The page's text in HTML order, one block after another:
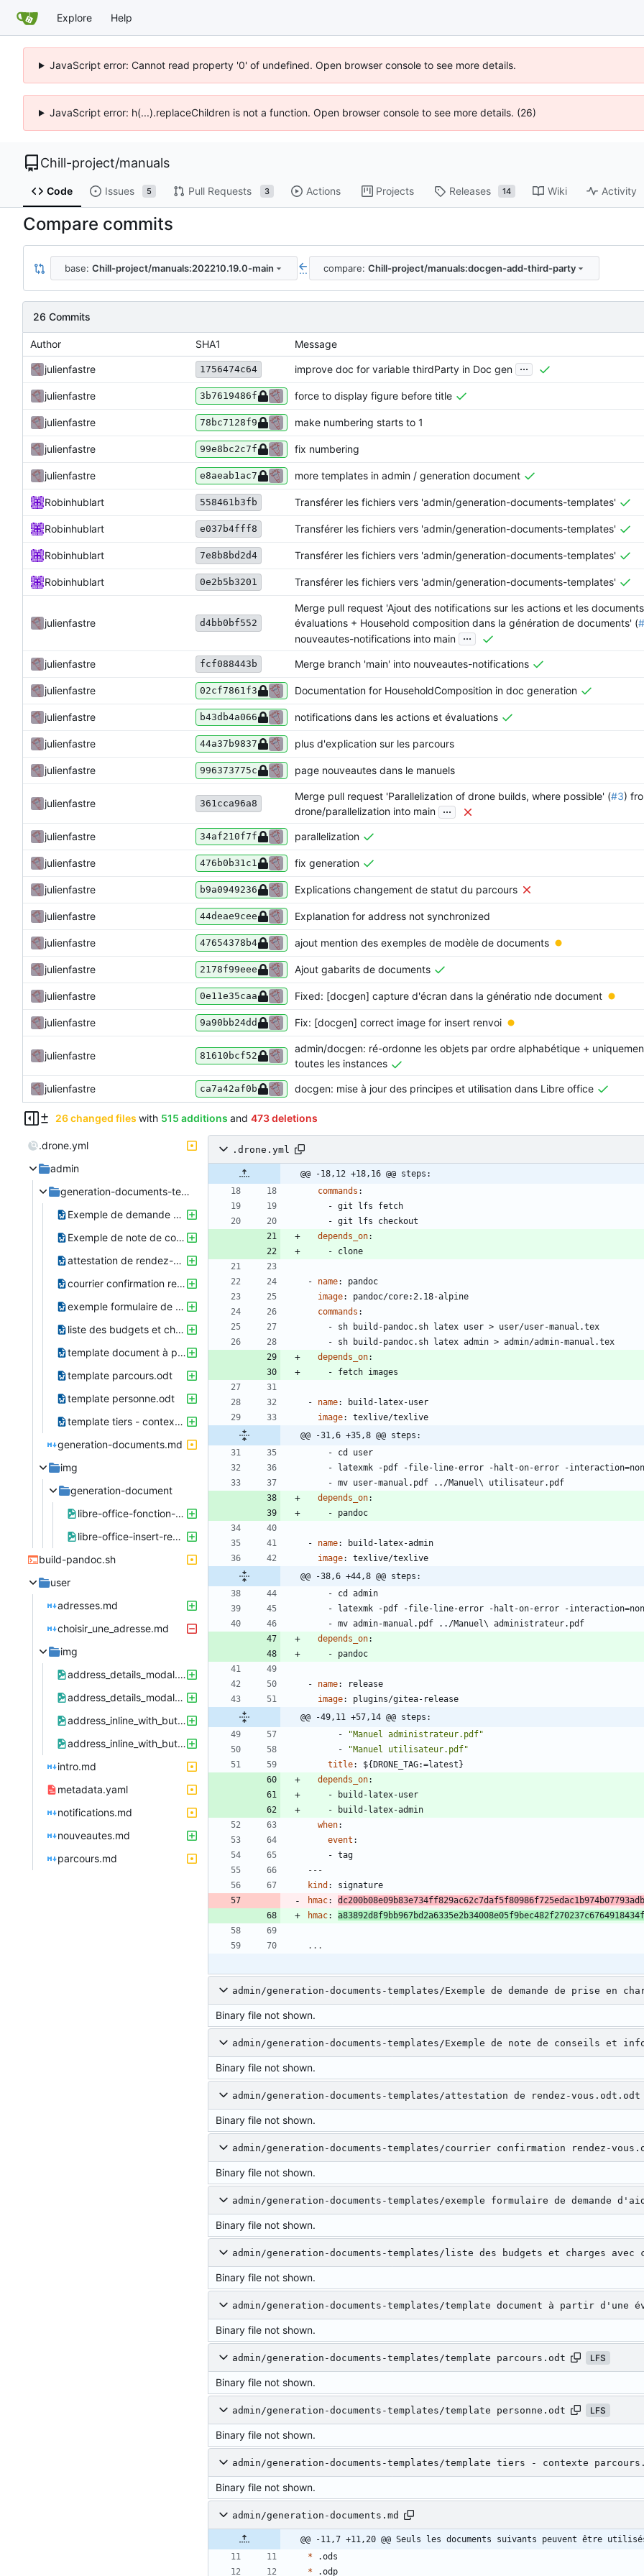
Explore Help
JavaScript error: Cannot read property '0' of undefined. Open browser console to see more details.
JavaScript error: h(...).replaceChildren is not a function. Open browser console to see more details. (26)
Chill-project/manuals
Code Issues 5 Pull Requests 3 Actions Projects Releases 14 Wiki Activity
Compare commits
base: Chill-project/manuals:202210.19.0-main ... compare: Chill-project/manuals:docgen-add-third-party
26 Commits
Author SHA1 Message
julienfastre 1756474c64 improve doc for variable thirdParty in Doc gen ...
julienfastre 3b7619486f force to display figure before title
julienfastre 78bc7128f9 make numbering starts to 1
julienfastre 99e8bc2c7f fix numbering
julienfastre e8aeab1ac7 more templates in admin / generation document
Robinhublart 558461b3fb Transférer les fichiers vers 'admin/generation-documents-templates'
Robinhublart e037b4fff8 Transférer les fichiers vers 'admin/generation-documents-templates'
Robinhublart 7e8b8bd2d4 Transférer les fichiers vers 'admin/generation-documents-templates'
Robinhublart 0e2b5b3201 Transférer les fichiers vers 'admin/generation-documents-templates'
julienfastre d4bb0bf552
Merge pull request 'Ajout des notifications sur les actions et les
évaluations + Household composition dans la génération de documents' (
nouveautes-notifications into main ...
julienfastre fcf088443b Merge branch 'main' into nouveautes-notifications
julienfastre 02cf7861f3 Documentation for HouseholdComposition in doc generation
julienfastre b43db4a066 notifications dans les actions et évaluations
julienfastre 44a37b9837 plus d'explication sur les parcours
julienfastre 996373775c page nouveautes dans le manuels
julienfastre 361cca96a8
Merge pull request 'Parallelization of drone builds, where possible' (#3)
drone/parallelization into main ...
julienfastre 34af210f7f parallelization
julienfastre 476b0b31c1 fix generation
julienfastre b9a0949236 Explications changement de statut du parcours
julienfastre 44deae9cee Explanation for address not synchronized
julienfastre 47654378b4 ajout mention des exemples de modèle de documents
julienfastre 2178f99eee Ajout gabarits de documents
julienfastre 0e11e35caa Fixed: [docgen] capture d'écran dans la génératio nde document
julienfastre 9a90bb24dd Fix: [docgen] correct image for insert renvoi
julienfastre 81610bcf52
admin/docgen: ré-ordonne les objets par ordre alphabétique +
toutes les instances
julienfastre ca7a42af0b docgen: mise à jour des principes et utilisation dans Libre office
26 changed files with 515 additions and 473 deletions
.drone.yml
admin
generation-documents-templates
Exemple de demande de prise en charge par un tiers.odt
Exemple de note de conseils et informations utiles.odt
attestation de rendez-vous.odt.odt
courrier confirmation rendez-vous.odt
exemple formulaire de demande d'aide fi.odt.odt
liste des budgets et charges avec calcul du total.odt
template document à partir d'une évaluation - avec budget.odt
template parcours.odt
template personne.odt
template tiers - contexte parcours.odt
generation-documents.md
img
generation-document
libre-office-fonction-substituant.png
libre-office-insert-renvoi.png
build-pandoc.sh
user
adresses.md
choisir_une_adresse.md
img
address_details_modal.png
address_details_modal_with_address_reference_change.png
address_inline_with_button.png
address_inline_with_button_and_warning.png
intro.md
metadata.yaml
notifications.md
nouveautes.md
parcours.md
.drone.yml
@@ -18,12 +18,16 @@ steps:
commands :
- git lfs fetch
- git lfs checkout
depends_on:
- clone
- name:
pandoc
image:
pandoc/core:2.18-alpine
commands :
- sh build-pandoc.sh latex user > user/user-manual.tex
- sh build-pandoc.sh latex admin > admin/admin-manual.tex
depends_on:
- fetch images
- name:
build-latex-user
image:
texlive/texlive
@@ -31,6 +35,8 @@ steps:
- cd user
-
latexmk -pdf -file-line-error -halt-on-error -
- mv user-manual.pdf ../Manuel\ utilisateur.pdf
depends_on:
- pandoc
- name:
build-latex-admin
image:
texlive/texlive
@@ -38,6 +44,8 @@ steps:
- cd admin
-
latexmk -pdf -file-line-error -halt-on-error -
- mv admin-manual.pdf ../Manuel\ administrateur.pdf
depends_on:
- pandoc
- name:
release
image:
plugins/gitea-release
@@ -49,11 +57,14 @@ steps:
-
"Manuel administrateur.pdf"
-
"Manuel utilisateur.pdf"
title:
${DRONE_TAG:=latest}
depends_on:
-
build-latex-user
-
build-latex-admin
when:
event :
- tag
---
kind :
signature
hmac:
hmac:
...
admin/generation-documents-templates/Exemple de demande de prise en
Binary file not shown.
admin/generation-documents-templates/Exemple de note de conseils et
Binary file not shown.
admin/generation-documents-templates/attestation de rendez-vous.odt.odt
Binary file not shown.
admin/generation-documents-templates/courrier confirmation rendez-
Binary file not shown.
admin/generation-documents-templates/exemple formulaire de demande
Binary file not shown.
admin/generation-documents-templates/liste des budgets et charges
Binary file not shown.
admin/generation-documents-templates/template document à partir d'une
Binary file not shown.
admin/generation-documents-templates/template parcours.odt LFS
Binary file not shown.
admin/generation-documents-templates/template personne.odt LFS
Binary file not shown.
admin/generation-documents-templates/template tiers - contexte
Binary file not shown.
admin/generation-documents.md
@@ -11,7 +11,20 @@ Seuls les documents suivants peuvent être
*
*